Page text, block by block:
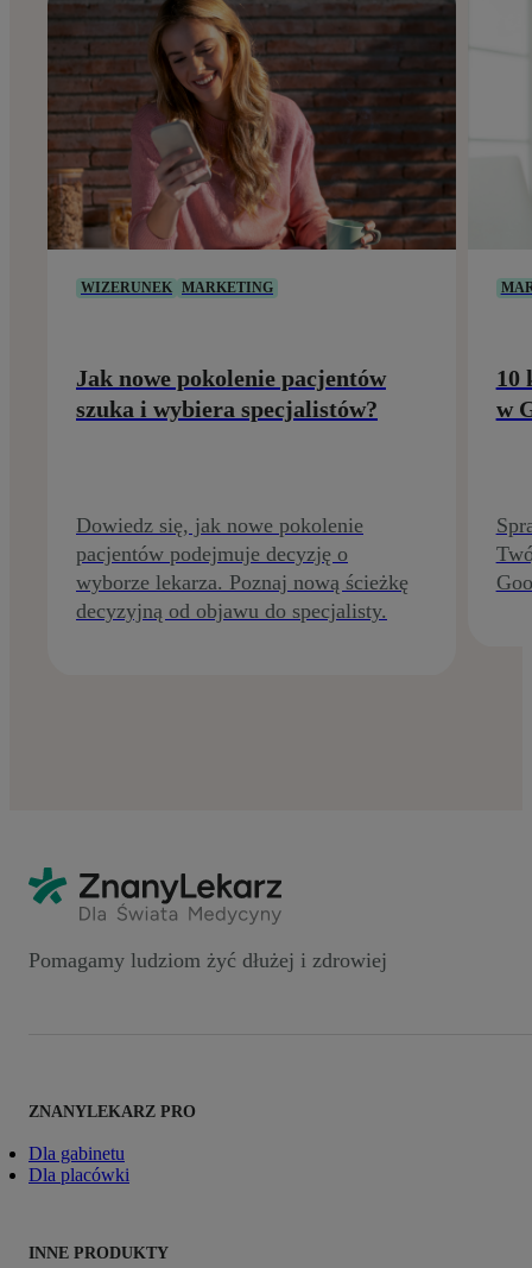
WIZERUNEK MARKETING
Jak nowe pokolenie pacjentów
szuka i wybiera specjalistów?
Dowiedz się, jak nowe pokolenie
pacjentów podejmuje decyzję o
wyborze lekarza. Poznaj nową ścieżkę
decyzyjną od objawu do specjalisty.
10
w
Pomagamy ludziom żyć dłużej i zdrowiej
ZNANYLEKARZ PRO
Dla gabinetu
Dla placówki
INNE PRODUKTY